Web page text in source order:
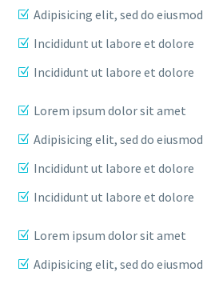
Adipisicing elit, sed do eiusmod
Incididunt ut labore et dolore
Incididunt ut labore et dolore
Lorem ipsum dolor sit amet
Adipisicing elit, sed do eiusmod
Incididunt ut labore et dolore
Incididunt ut labore et dolore
Lorem ipsum dolor sit amet
Adipisicing elit, sed do eiusmod